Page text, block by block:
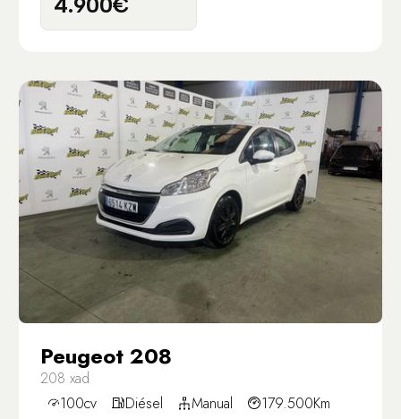
Peugeot 208
208 xad
100cv
Diésel Manual
179.500Km